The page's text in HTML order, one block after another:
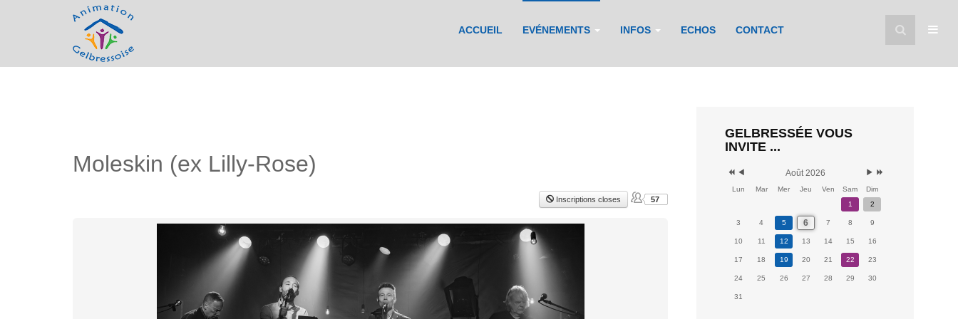
ACCUEIL EVÉNEMENTS INFOS ECHOS CONTACT
Moleskin (ex Lilly-Rose)
Inscriptions closes 57
GELBRESSÉE VOUS
INVITE ...
Août 2026
Lun Mar Mer Jeu Ven Sam
Dim
1
2
3 4 5 6 7 8 9
10 11 12 13 14 15 16
17 18 19 20 21 22 23
24 25 26 27 28 29 30
31